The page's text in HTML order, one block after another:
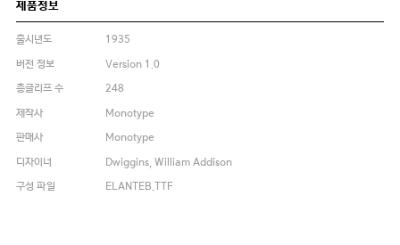
제품정보
출시년도
1935
버전 정보
Version 1.0
총글리프 수
248
제작사
Monotype
판매사
Monotype
디자이너
Dwiggins, William Addison
구성 파일
ELANTEB.TTF